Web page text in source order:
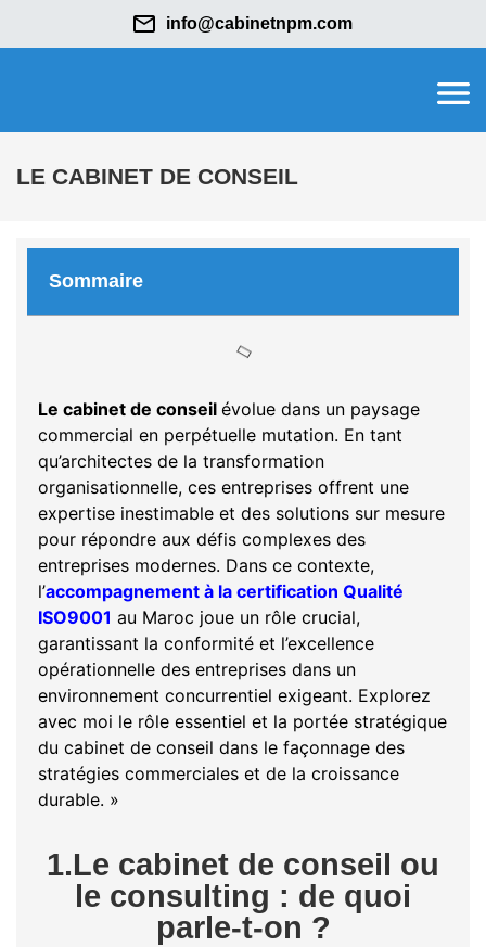
info@cabinetnpm.com
LE CABINET DE CONSEIL
Sommaire
Le cabinet de conseil évolue dans un paysage
commercial en perpétuelle mutation. En tant
qu’architectes de la transformation
organisationnelle, ces entreprises offrent une
expertise inestimable et des solutions sur mesure
pour répondre aux défis complexes des
entreprises modernes. Dans ce contexte,
l’accompagnement à la certification Qualité
ISO9001 au Maroc joue un rôle crucial,
garantissant la conformité et l’excellence
opérationnelle des entreprises dans un
environnement concurrentiel exigeant. Explorez
avec moi le rôle essentiel et la portée stratégique
du cabinet de conseil dans le façonnage des
stratégies commerciales et de la croissance
durable. »
1.Le cabinet de conseil ou
le consulting : de quoi
parle-t-on ?